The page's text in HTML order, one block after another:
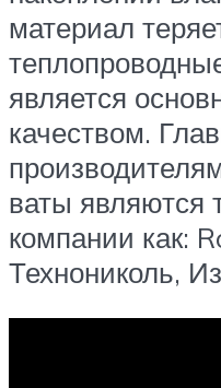
материал
является
качеством.
ваты являются
компании как:
Технониколь,